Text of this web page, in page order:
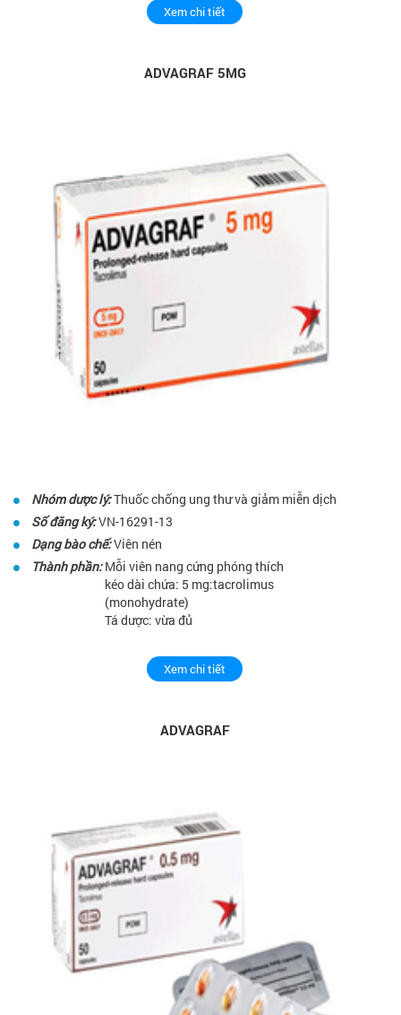
Xem chi tiết
ADVAGRAF 5MG
Nhóm dược lý:Thuốc chống ung thư và giảm miễn dịch
Số đăng ký:VN-16291-13
Dạng bào chế:Viên nén
Thành phần: Mỗi viên nang cứng phóng thích
kéo dài chứa: 5 mg:tacrolimus
(monohydrate)
Tá dược: vừa đủ
Xem chi tiết
ADVAGRAF